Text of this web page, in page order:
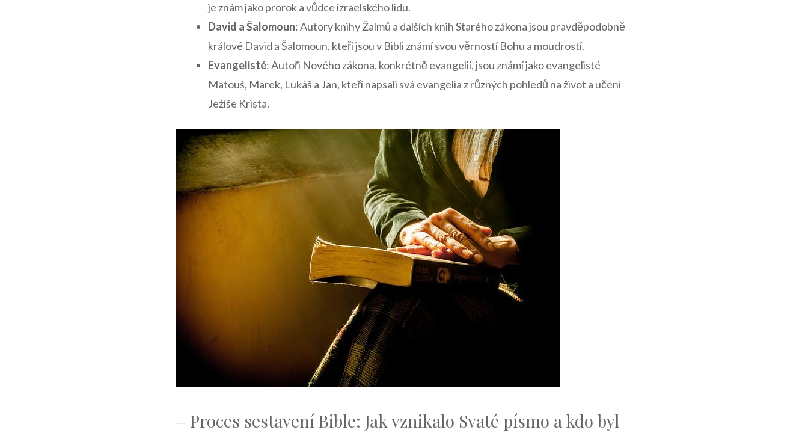
je znám jako prorok a vůdce izraelského lidu.
David a Šalomoun: Autory knihy Žalmů a dalších knih Starého zákona jsou pravděpodobně
králové David a Šalomoun, kteří jsou v Bibli známí svou věrností Bohu a moudrostí.
Evangelisté: Autoři Nového zákona, konkrétně evangelií, jsou známí jako evangelisté
Matouš, Marek, Lukáš a Jan, kteří napsali svá evangelia z různých pohledů na život a učení
Ježíše Krista.
– Proces sestavení Bible: Jak vznikalo Svaté písmo a kdo byl